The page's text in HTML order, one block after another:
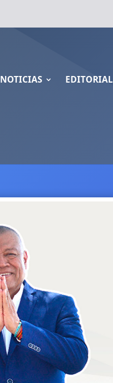
NOTICIAS EDITORIAL